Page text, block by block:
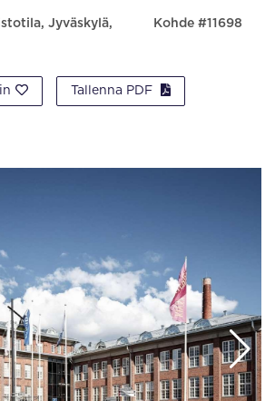
Jyväskylä,
Kohde #11698
Tallenna PDF